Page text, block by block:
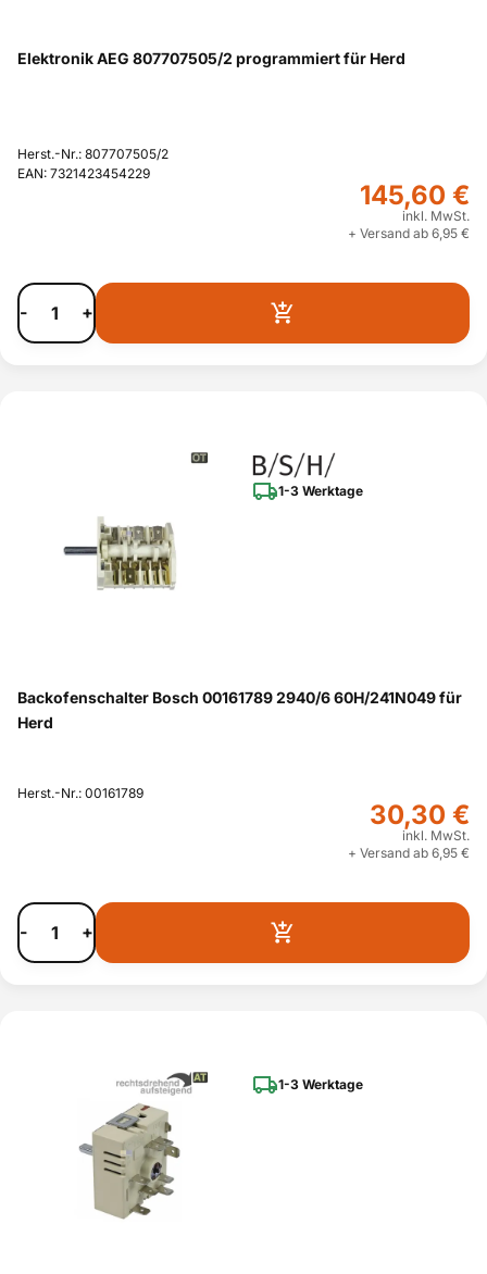
Elektronik AEG 807707505/2 programmiert für Herd
Herst.-Nr.: 807707505/2
EAN: 7321423454229
145,60 €
inkl. MwSt.
+ Versand ab 6,95 €
- +
1-3 Werktage
Backofenschalter Bosch 00161789 2940/6 60H/241N049 für
Herd
Herst.-Nr.: 00161789
30,30 €
inkl. MwSt.
+ Versand ab 6,95 €
- +
1-3 Werktage